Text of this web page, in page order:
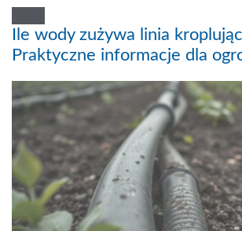
Ile wody zużywa linia
Praktyczne informacje dla